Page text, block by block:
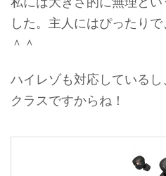
した。主人にはぴったりで
＾＾
ハイレゾも対応している
クラスですからね！